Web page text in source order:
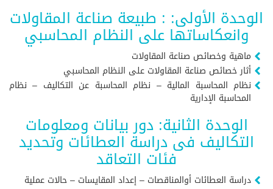
الوحدة الأولى: : طبيعة صناعة المقاولات
وانعكاساتها على النظام المحاسبي
ماهية وخصائص صناعة المقاولات
أثار خصائص صناعة المقاولات على النظام المحاسبي
نظام المحاسبة المالية – نظام المحاسبة عن التكاليف – نظام
المحاسبة الإدارية
الوحدة الثانية: دور بيانات ومعلومات
التكاليف فى دراسة العطائات وتحديد
فئات التعاقد
دراسة العطائات أوالمناقصات – إعداد المقايسات – حالات عملية